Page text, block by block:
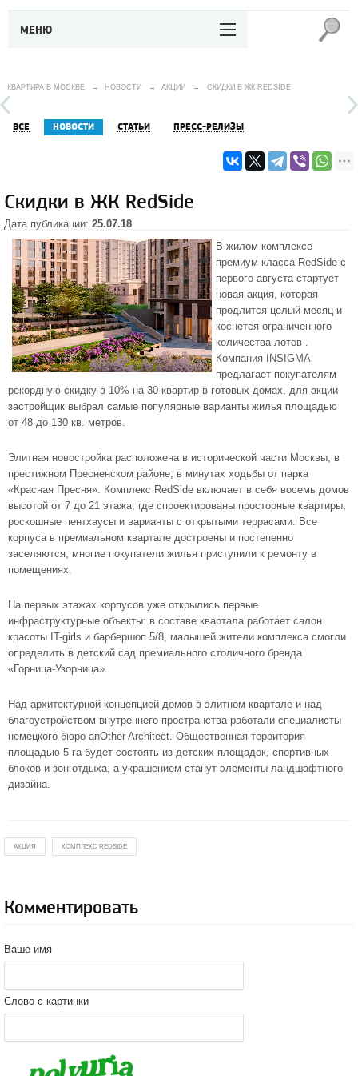
МЕНЮ
КВАРТИРА В МОСКВЕ → НОВОСТИ → АКЦИИ → СКИДКИ В ЖК REDSIDE
ВСЕ НОВОСТИ СТАТЬИ ПРЕСС-РЕЛИЗЫ
Скидки в ЖК RedSide
Дата публикации: 25.07.18
В жилом комплексе
премиум-класса RedSide с
первого августа стартует
новая акция, которая
продлится целый месяц и
коснется ограниченного
количества лотов .
Компания INSIGMA
предлагает покупателям
рекордную скидку в 10% на 30 квартир в готовых домах, для акции
застройщик выбрал самые популярные варианты жилья площадью
от 48 до 130 кв. метров.
Элитная новостройка расположена в исторической части Москвы, в
престижном Пресненском районе, в минутах ходьбы от парка
«Красная Пресня». Комплекс RedSide включает в себя восемь домов
высотой от 7 до 21 этажа, где спроектированы просторные квартиры,
роскошные пентхаусы и варианты с открытыми террасами. Все
корпуса в премиальном квартале достроены и постепенно
заселяются, многие покупатели жилья приступили к ремонту в
помещениях.
На первых этажах корпусов уже открылись первые
инфраструктурные объекты: в составе квартала работает салон
красоты IT-girls и барбершоп 5/8, малышей жители комплекса смогли
определить в детский сад премиального столичного бренда
«Горница-Узорница».
Над архитектурной концепцией домов в элитном квартале и над
благоустройством внутреннего пространства работали специалисты
немецкого бюро anOther Architect. Общественная территория
площадью 5 га будет состоять из детских площадок, спортивных
блоков и зон отдыха, а украшением станут элементы ландшафтного
дизайна.
АКЦИЯ КОМПЛЕКС REDSIDE
Комментировать
Ваше имя
Слово с картинки